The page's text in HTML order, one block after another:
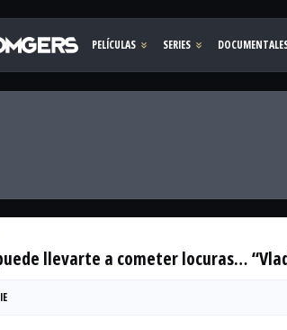
llevarte a cometer locuras…